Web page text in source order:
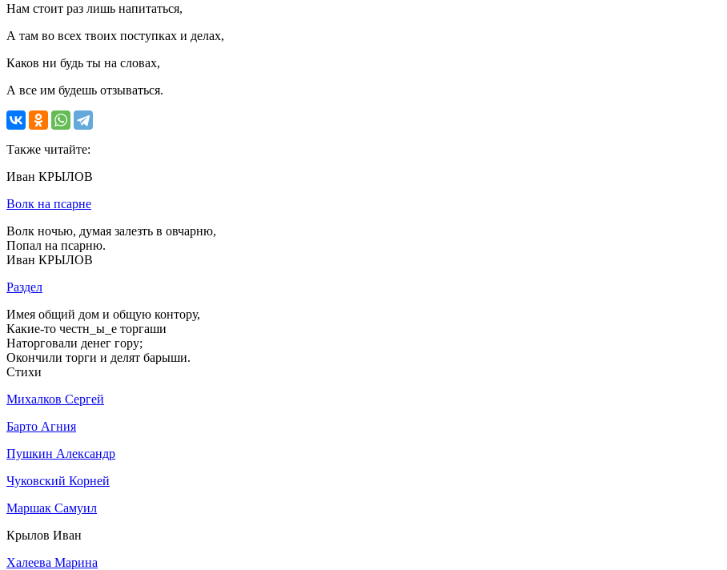
Нам стоит раз лишь напитаться,
А там во всех твоих поступках и делах,
Каков ни будь ты на словах,
А все им будешь отзываться.
Также читайте:
Иван КРЫЛОВ
Волк на псарне
Волк ночью, думая залезть в овчарню,
Попал на псарню.
Иван КРЫЛОВ
Раздел
Имея общий дом и общую контору,
Какие-то честн_ы_е торгаши
Наторговали денег гору;
Окончили торги и делят барыши.
Стихи
Михалков Сергей
Барто Агния
Пушкин Александр
Чуковский Корней
Маршак Самуил
Крылов Иван
Халеева Марина